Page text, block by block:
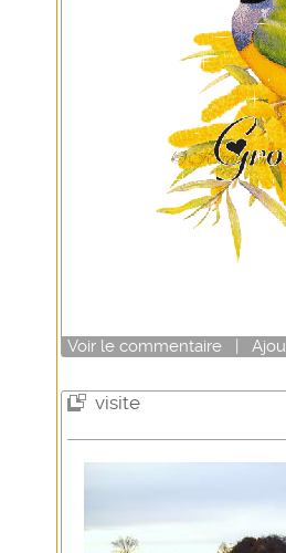
Voir le commentaire |
visite